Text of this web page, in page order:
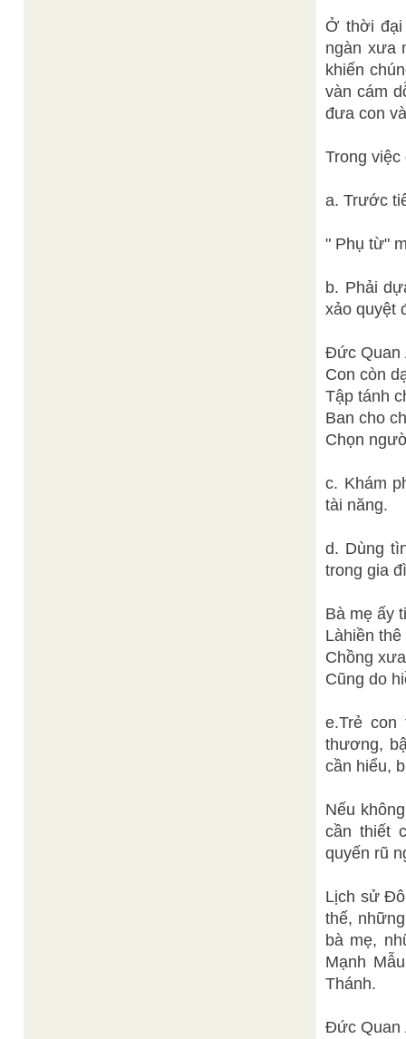
Ở thời
ngàn xưa
khiến
vàn cám
đưa con
Trong việc
a. Trước
" Phụ từ"
b. Phải
xảo quyệt
Đức Quan
Con còn
Tập tánh
Ban cho
Chọn
c. Khám
tài năng.
d. Dùng
trong gia
Bà mẹ ấy
Làhiền
Chồng
Cũng do
e.Trẻ
thương,
cần hiểu,
Nếu
cần thiết
quyến rũ
Lịch sử
thế,
bà mẹ,
Mạnh
Thánh.
Đức Quan